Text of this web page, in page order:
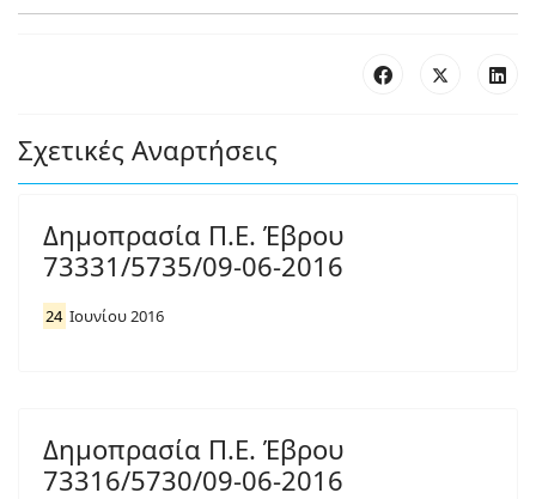
Σχετικές Αναρτήσεις
Δημοπρασία Π.Ε. Έβρου
73331/5735/09-06-2016
24 Ιουνίου 2016
Δημοπρασία Π.Ε. Έβρου
73316/5730/09-06-2016